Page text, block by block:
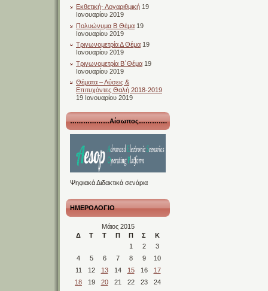
Εκθετική- Λογαριθμική 19
Ιανουαρίου 2019
Πολυώνυμα Β Θέμα 19
Ιανουαρίου 2019
Τριγωνομετρία Δ Θέμα 19
Ιανουαρίου 2019
Τριγωνομετρία Β΄Θέμα 19
Ιανουαρίου 2019
Θέματα – Λύσεις &
Επιτυχόντες Θαλή 2018-2019
19 Ιανουαρίου 2019
………………Αίσωπος………….
Ψηφιακά Διδακτικά σενάρια
ΗΜΕΡΟΛΟΓΙΟ
Μάιος 2015
Δ
Τ Τ Π Π Σ Κ
1 2
3
4
5 6 7 8 9
10
11
12 13 14 15 16
17
18
19 20 21 22 23
24